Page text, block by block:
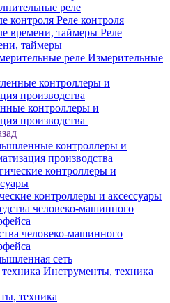
реле
Реле контроля
Реле
таймеры
Измерительные
контроллеры и
производства
контроллеры и
производства
контроллеры и аксессуары
человеко-машинного
сеть
Инструменты, техника
техника